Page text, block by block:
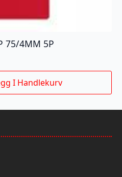
75/4MM 5P
I Handlekurv